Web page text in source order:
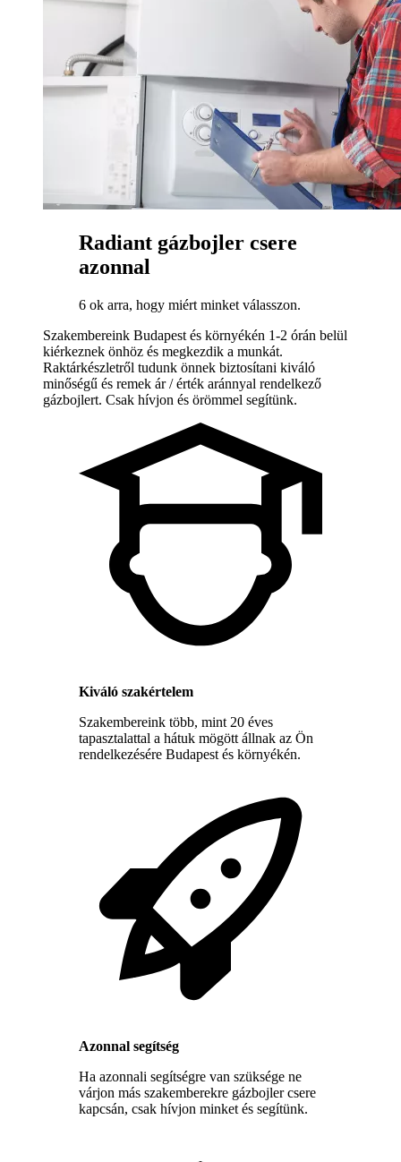
Radiant gázbojler csere
azonnal
6 ok arra, hogy miért minket válasszon.
Szakembereink Budapest és környékén 1-2 órán belül
kiérkeznek önhöz és megkezdik a munkát.
Raktárkészletről tudunk önnek biztosítani kiváló
minőségű és remek ár / érték aránnyal rendelkező
gázbojlert. Csak hívjon és örömmel segítünk.
Kiváló szakértelem
Szakembereink több, mint 20 éves
tapasztalattal a hátuk mögött állnak az Ön
rendelkezésére Budapest és környékén.
Azonnal segítség
Ha azonnali segítségre van szüksége ne
várjon más szakemberekre gázbojler csere
kapcsán, csak hívjon minket és segítünk.